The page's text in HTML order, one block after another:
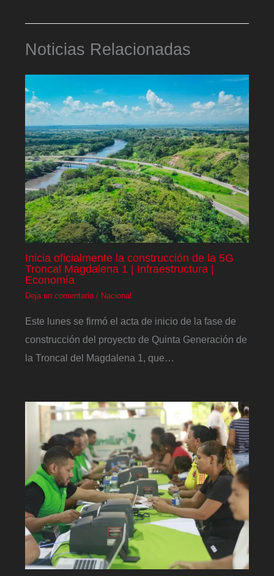
Noticias Relacionadas
Inicia oficialmente la construcción de la 5G
Troncal Magdalena 1 | Infraestructura |
Economía
Deja un comentario / Nacional
Este lunes se firmó el acta de inicio de la fase de
construcción del proyecto de Quinta Generación de
la Troncal del Magdalena 1, que…